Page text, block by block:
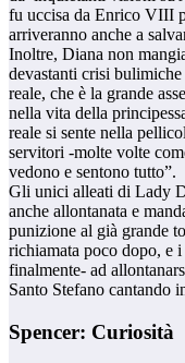
fu uccisa da Enrico VIII
arriveranno anche a
Inoltre, Diana non
devastanti crisi
reale, che è la grande
nella vita della
reale si sente nella
servitori -molte volte
vedono e sentono tutto”.
Gli unici alleati di Lady
anche allontanata e
punizione al già grande
richiamata poco dopo, e
finalmente- ad
Santo Stefano cantando
Spencer: Curiosità